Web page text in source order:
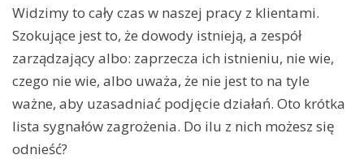
Widzimy to cały czas w naszej pracy z klientami.
Szokujące jest to, że dowody istnieją, a zespół
zarządzający albo: zaprzecza ich istnieniu, nie wie,
czego nie wie, albo uważa, że nie jest to na tyle
ważne, aby uzasadniać podjęcie działań. Oto krótka
lista sygnałów zagrożenia. Do ilu z nich możesz się
odnieść?